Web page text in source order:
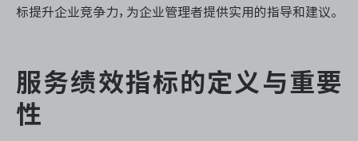
ASPICE 研发管理
标提升企业竞争力，为企业管理者提供实用的指导和建议。
服务绩效指标的定义与重要
性